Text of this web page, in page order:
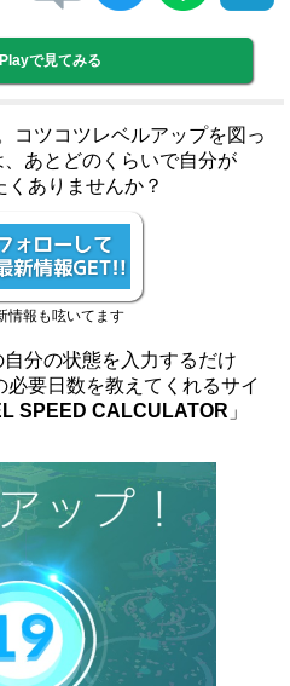
で見てみる
コツコツレベルアップを図っ
あとどのくらいで自分が
くありませんか？
情報も呟いてます
分の状態を入力するだけ
要日数を教えてくれるサイ
SPEED CALCULATOR 」